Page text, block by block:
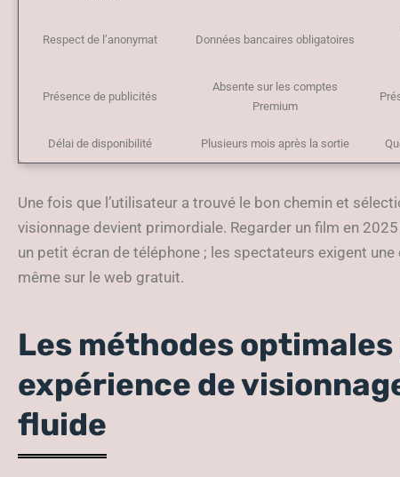
Respect de l’anonymat Données bancaires obligatoires
Présence de publicités
Absente sur les comptes
Premium
Délai de disponibilité Plusieurs mois après la sortie
Une fois que l’utilisateur a trouvé le bon chemin et
visionnage devient primordiale. Regarder un film en
un petit écran de téléphone ; les spectateurs exigent
même sur le web gratuit.
Les méthodes
expérience de
fluide